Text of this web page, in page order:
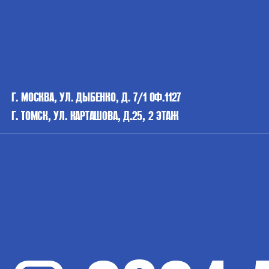
Г. МОСКВА, УЛ. ДЫБЕНКО, Д. 7/1 ОФ.1127
Г. ТОМСК, УЛ. КАРТАШОВА, Д.25, 2 ЭТАЖ